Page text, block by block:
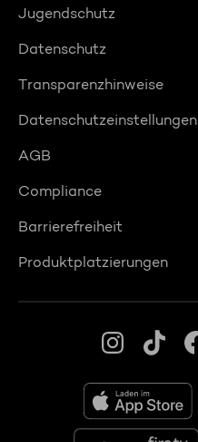
Jugendschutz
Datenschutz
Transparenzhinweise
Datenschutzeinstellungen
AGB
Compliance
Barrierefreiheit
Produktplatzierungen